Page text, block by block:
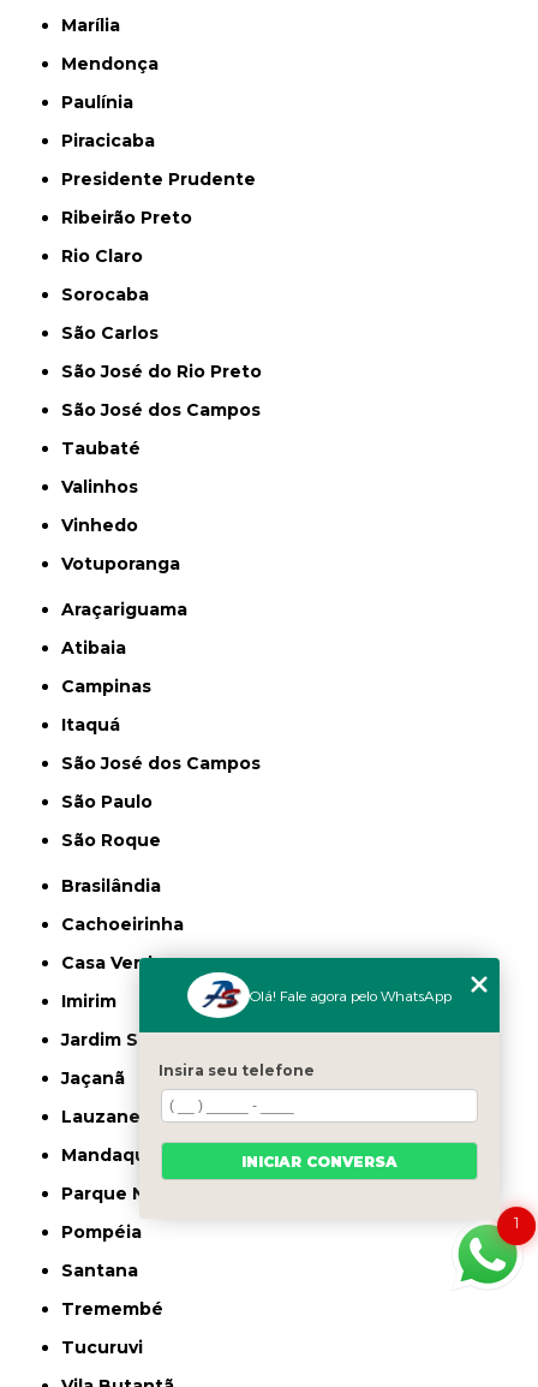
Marília
Mendonça
Paulínia
Piracicaba
Presidente Prudente
Ribeirão Preto
Rio Claro
Sorocaba
São Carlos
São José do Rio Preto
São José dos Campos
Taubaté
Valinhos
Vinhedo
Votuporanga
Araçariguama
Atibaia
Campinas
Itaquá
São José dos Campos
São Paulo
São Roque
Brasilândia
Cachoeirinha
Casa Verde
Imirim
Jardim São Paulo
Jaçanã
Lauzane Paulista
Mandaqui
Parque Novo Mundo
Pompéia
Santana
Tremembé
Tucuruvi
1
Olá! Fale agora pelo WhatsApp
Insira seu telefone
INICIAR CONVERSA